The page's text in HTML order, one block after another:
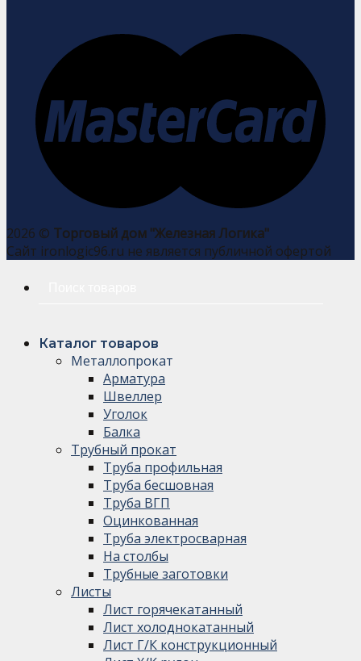
2026 © Торговый дом "Железная Логика"
Сайт ironlogic96.ru не является публичной офертой
Каталог товаров
Металлопрокат
Арматура
Швеллер
Уголок
Балка
Трубный прокат
Труба профильная
Труба бесшовная
Труба ВГП
Оцинкованная
Труба электросварная
На столбы
Трубные заготовки
Листы
Лист горячекатанный
Лист холоднокатанный
Лист Г/К конструкционный